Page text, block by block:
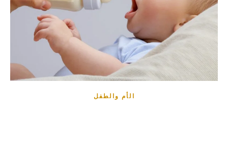
الأم والطفل